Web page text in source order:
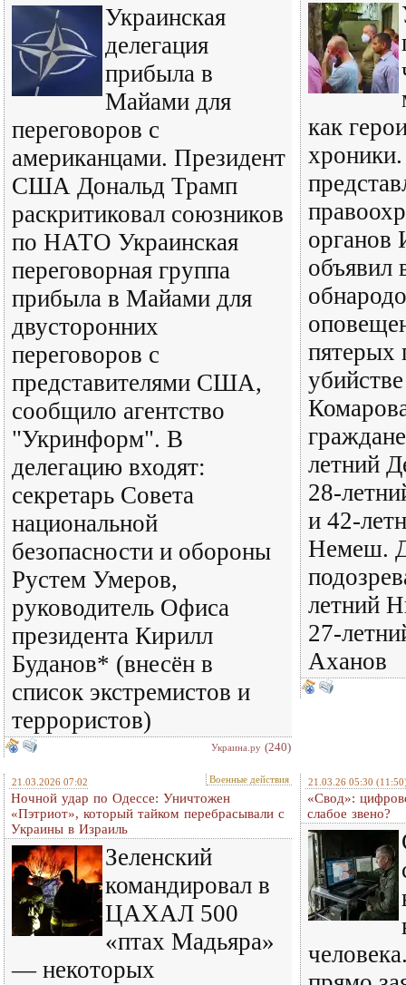
Украинская
делегация
прибыла в
Майами для
переговоров с
американцами. Президент
США Дональд Трамп
раскритиковал союзников
по НАТО Украинская
переговорная группа
прибыла в Майами для
двусторонних
переговоров с
представителями США,
сообщило агентство
"Укринформ". В
делегацию входят:
секретарь Совета
национальной
безопасности и обороны
Рустем Умеров,
руководитель Офиса
президента Кирилл
Буданов* (внесён в
список экстремистов и
террористов)
Украина.ру (240)
как
органов
объявил
пятерых
летний
28-
и 42-
Немеш.
летний
27-
Аханов
21.03.2026 07:02 Военные действия
Ночной удар по Одессе: Уничтожен
«Пэтриот», который тайком перебрасывали с
Украины в Израиль
Зеленский
командировал в
ЦАХАЛ 500
«птах Мадьяра»
— некоторых
21.03.26 05:30
«Свод»:
слабое звено?